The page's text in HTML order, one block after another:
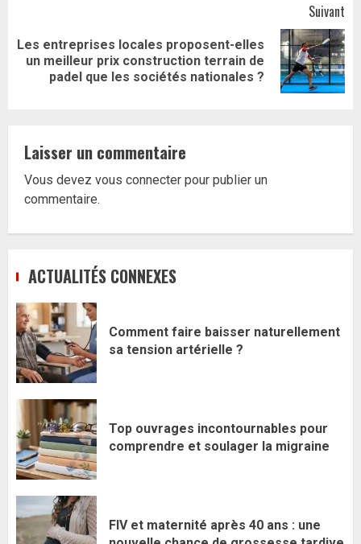
Suivant
Article
suivant:
Les entreprises locales proposent-elles
un meilleur prix construction terrain de
padel que les sociétés nationales ?
Laisser un commentaire
Vous devez vous connecter pour publier un
commentaire.
ACTUALITÉS CONNEXES
Comment faire baisser naturellement
sa tension artérielle ?
Top ouvrages incontournables pour
comprendre et soulager la migraine
FIV et maternité après 40 ans : une